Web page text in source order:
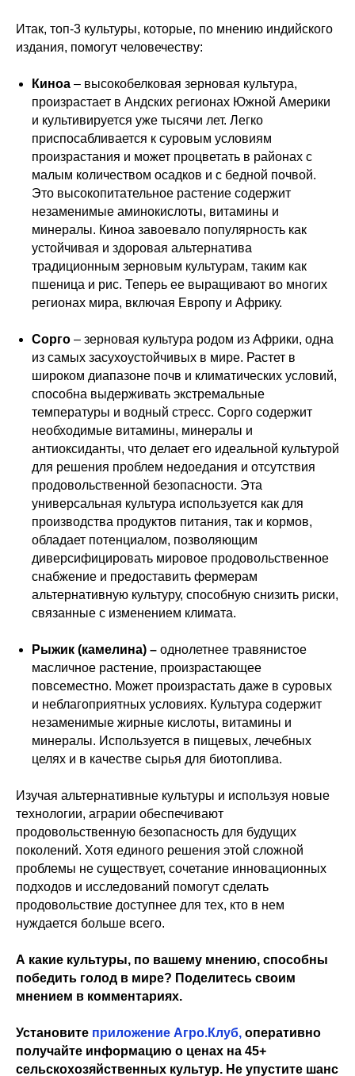
Итак, топ-3 культуры, которые, по мнению индийского
издания, помогут человечеству:
Киноа – высокобелковая зерновая культура,
произрастает в Андских регионах Южной Америки
и культивируется уже тысячи лет. Легко
приспосабливается к суровым условиям
произрастания и может процветать в районах с
малым количеством осадков и с бедной почвой.
Это высокопитательное растение содержит
незаменимые аминокислоты, витамины и
минералы. Киноа завоевало популярность как
устойчивая и здоровая альтернатива
традиционным зерновым культурам, таким как
пшеница и рис. Теперь ее выращивают во многих
регионах мира, включая Европу и Африку.
Сорго – зерновая культура родом из Африки, одна
из самых засухоустойчивых в мире. Растет в
широком диапазоне почв и климатических условий,
способна выдерживать экстремальные
температуры и водный стресс. Сорго содержит
необходимые витамины, минералы и
антиоксиданты, что делает его идеальной культурой
для решения проблем недоедания и отсутствия
продовольственной безопасности. Эта
универсальная культура используется как для
производства продуктов питания, так и кормов,
обладает потенциалом, позволяющим
диверсифицировать мировое продовольственное
снабжение и предоставить фермерам
альтернативную культуру, способную снизить риски,
связанные с изменением климата.
Рыжик (камелина) – однолетнее травянистое
масличное растение, произрастающее
повсеместно. Может произрастать даже в суровых
и неблагоприятных условиях. Культура содержит
незаменимые жирные кислоты, витамины и
минералы. Используется в пищевых, лечебных
целях и в качестве сырья для биотоплива.
Изучая альтернативные культуры и используя новые
технологии, аграрии обеспечивают
продовольственную безопасность для будущих
поколений. Хотя единого решения этой сложной
проблемы не существует, сочетание инновационных
подходов и исследований помогут сделать
продовольствие доступнее для тех, кто в нем
нуждается больше всего.
А какие культуры, по вашему мнению, способны
победить голод в мире? Поделитесь своим
мнением в комментариях.
Установите приложение Агро.Клуб, оперативно
получайте информацию о ценах на 45+
сельскохозяйственных культур. Не упустите шанс